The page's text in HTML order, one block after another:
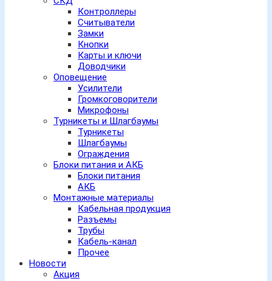
Контроллеры
Считыватели
Замки
Кнопки
Карты и ключи
Доводчики
Оповещение
Усилители
Громкоговорители
Микрофоны
Турникеты и Шлагбаумы
Турникеты
Шлагбаумы
Ограждения
Блоки питания и АКБ
Блоки питания
АКБ
Монтажные материалы
Кабельная продукция
Разъемы
Трубы
Кабель-канал
Прочее
Новости
Акция